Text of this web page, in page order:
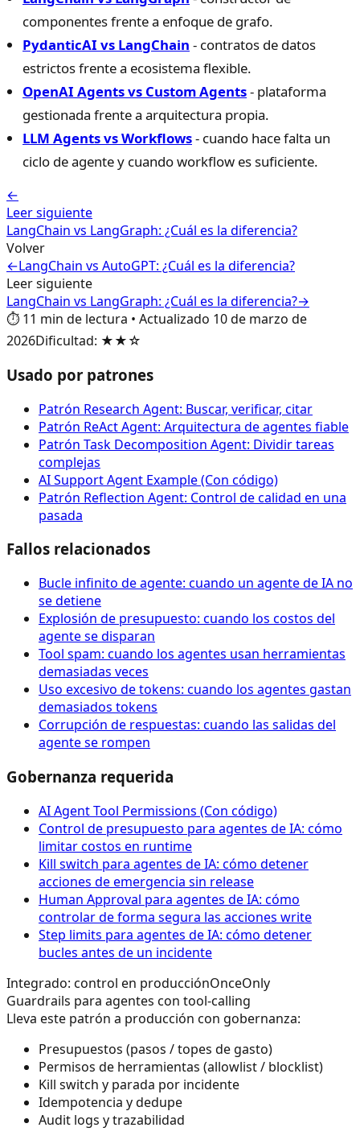
componentes frente a enfoque de grafo.
PydanticAI vs LangChain - contratos de datos
estrictos frente a ecosistema flexible.
OpenAI Agents vs Custom Agents- plataforma
gestionada frente a arquitectura propia.
LLM Agents vs Workflows- cuando hace falta un
ciclo de agente y cuando workflow es suficiente.
←
Leer siguiente
LangChain vs LangGraph: ¿Cuál es la diferencia?
Volver
←LangChain vs AutoGPT: ¿Cuál es la diferencia?
Leer siguiente
LangChain vs LangGraph: ¿Cuál es la diferencia?→
⏱️ 11 min de lectura • Actualizado 10 de marzo de
2026Dificultad: ★★☆
Usado por patrones
Patrón Research Agent: Buscar, verificar, citar
Patrón ReAct Agent: Arquitectura de agentes fiable
Patrón Task Decomposition Agent: Dividir tareas
complejas
AI Support Agent Example (Con código)
Patrón Reflection Agent: Control de calidad en una
pasada
Fallos relacionados
Bucle infinito de agente: cuando un agente de IA no
se detiene
Explosión de presupuesto: cuando los costos del
agente se disparan
Tool spam: cuando los agentes usan herramientas
demasiadas veces
Uso excesivo de tokens: cuando los agentes gastan
demasiados tokens
Corrupción de respuestas: cuando las salidas del
agente se rompen
Gobernanza requerida
AI Agent Tool Permissions (Con código)
Control de presupuesto para agentes de IA: cómo
limitar costos en runtime
Kill switch para agentes de IA: cómo detener
acciones de emergencia sin release
Human Approval para agentes de IA: cómo
controlar de forma segura las acciones write
Step limits para agentes de IA: cómo detener
bucles antes de un incidente
Integrado: control en producciónOnceOnly
Guardrails para agentes con tool-calling
Lleva este patrón a producción con gobernanza:
Presupuestos (pasos / topes de gasto)
Permisos de herramientas (allowlist / blocklist)
Kill switch y parada por incidente
Idempotencia y dedupe
Audit logs y trazabilidad